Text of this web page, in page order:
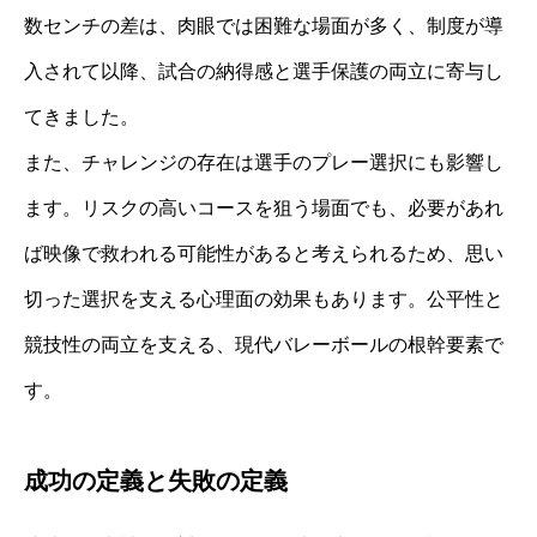
数センチの差は、肉眼では困難な場面が多く、制度が導
入されて以降、試合の納得感と選手保護の両立に寄与し
てきました。
また、チャレンジの存在は選手のプレー選択にも影響し
ます。リスクの高いコースを狙う場面でも、必要があれ
ば映像で救われる可能性があると考えられるため、思い
切った選択を支える心理面の効果もあります。公平性と
競技性の両立を支える、現代バレーボールの根幹要素で
す。
成功の定義と失敗の定義